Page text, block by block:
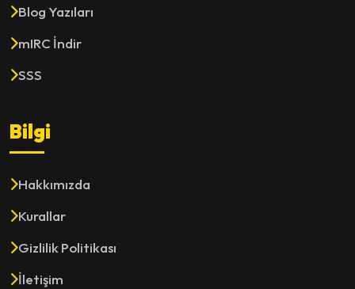
Blog Yazıları
mIRC İndir
SSS
Bilgi
Hakkımızda
Kurallar
Gizlilik Politikası
İletişim